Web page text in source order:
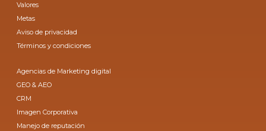
Valores
Metas
Aviso de privacidad
Términos y condiciones
Agencias de Marketing digital
GEO & AEO
CRM
Imagen Corporativa
Manejo de reputación